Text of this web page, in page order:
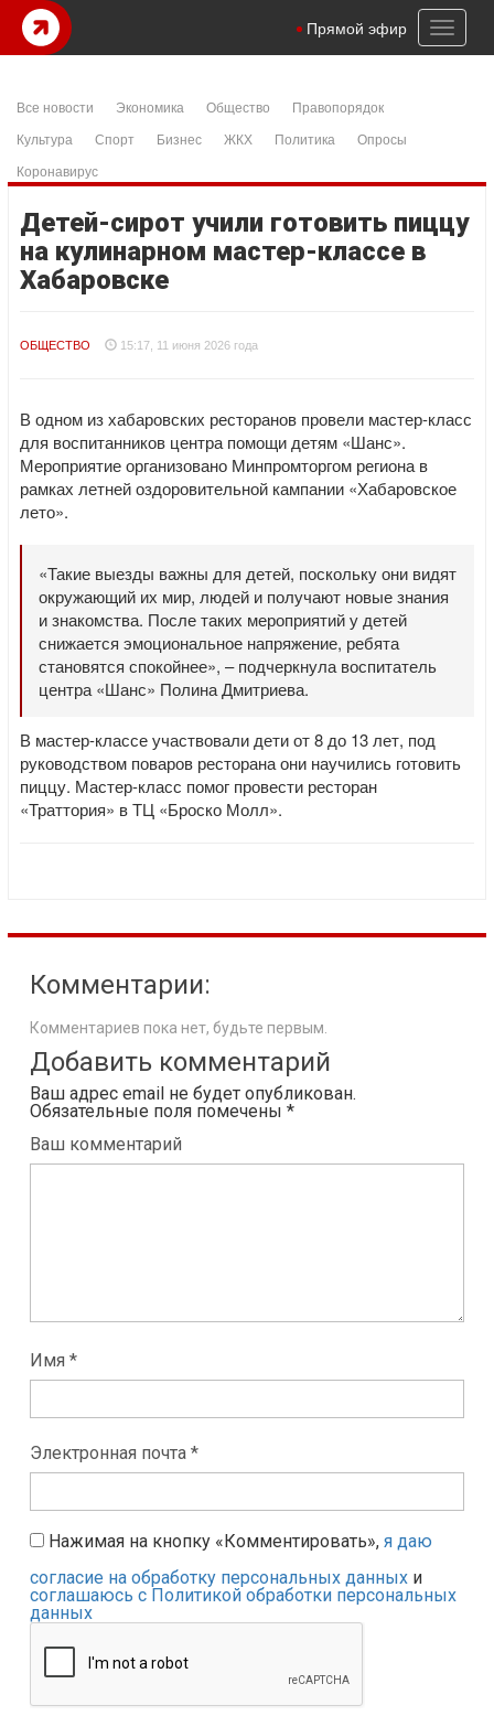
Toggle
Прямой эфир
Все новости Экономика Общество
Правопорядок
Культура
Спорт Бизнес ЖКХ Политика
Опросы
Коронавирус
Детей-сирот учили готовить пиццу
на кулинарном мастер-классе в
Хабаровске
ОБЩЕСТВО 15:17, 11 июня 2026 года
В одном из хабаровских ресторанов провели мастер-класс
для воспитанников центра помощи детям «Шанс».
Мероприятие организовано Минпромторгом региона в
рамках летней оздоровительной кампании «Хабаровское
лето».
«Такие выезды важны для детей, поскольку они видят
окружающий их мир, людей и получают новые знания
и знакомства. После таких мероприятий у детей
снижается эмоциональное напряжение, ребята
становятся спокойнее», – подчеркнула воспитатель
центра «Шанс» Полина Дмитриева.
В мастер-классе участвовали дети от 8 до 13 лет, под
руководством поваров ресторана они научились готовить
пиццу. Мастер-класс помог провести ресторан
«Траттория» в ТЦ «Броско Молл».
Комментарии:
Комментариев пока нет, будьте первым.
Добавить комментарий
Ваш адрес email не будет опубликован.
Обязательные поля помечены *
Ваш комментарий
Имя *
Электронная почта *
Нажимая на кнопку «Комментировать», я даю
согласие на обработку персональных данных и
соглашаюсь с Политикой обработки персональных
данных